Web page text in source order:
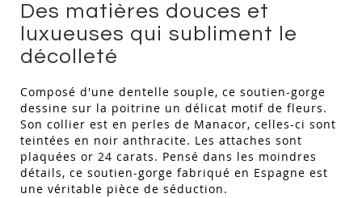
Des matières douces et
luxueuses qui subliment le
décolleté
Composé d'une dentelle souple, ce soutien-gorge
dessine sur la poitrine un délicat motif de fleurs.
Son collier est en perles de Manacor, celles-ci sont
teintées en noir anthracite. Les attaches sont
plaquées or 24 carats. Pensé dans les moindres
détails, ce soutien-gorge fabriqué en Espagne est
une véritable pièce de séduction.